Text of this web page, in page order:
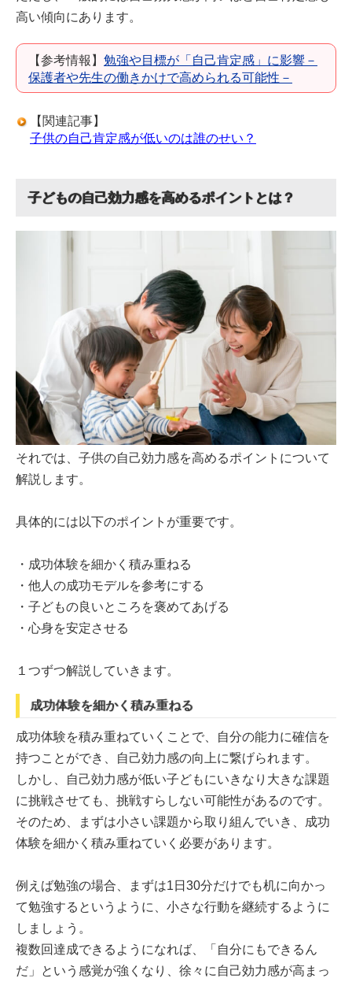
高い傾向にあります。
【参考情報】 勉強や目標が「自己肯定感」に影響－
保護者や先生の働きかけで高められる可能性－
【関連記事】
子供の自己肯定感が低いのは誰のせい？
子どもの自己効力感を高めるポイントとは？
それでは、子供の自己効力感を高めるポイントについて
解説します。
具体的には以下のポイントが重要です。
・成功体験を細かく積み重ねる
・他人の成功モデルを参考にする
・子どもの良いところを褒めてあげる
・心身を安定させる
１つずつ解説していきます。
成功体験を細かく積み重ねる
成功体験を積み重ねていくことで、自分の能力に確信を
持つことができ、自己効力感の向上に繋げられます。
しかし、自己効力感が低い子どもにいきなり大きな課題
に挑戦させても、挑戦すらしない可能性があるのです。
そのため、まずは小さい課題から取り組んでいき、成功
体験を細かく積み重ねていく必要があります。
例えば勉強の場合、まずは1日30分だけでも机に向かっ
て勉強するというように、小さな行動を継続するように
しましょう。
複数回達成できるようになれば、「自分にもできるん
だ」という感覚が強くなり、徐々に自己効力感が高まっ